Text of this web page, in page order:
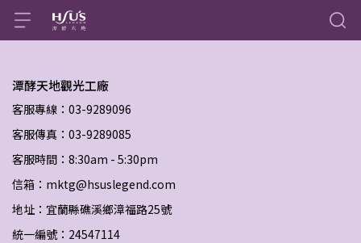
潭酵天地觀光工廠
客服專線：03-9289096
客服傳真：03-9289085
客服時間：8:30am - 5:30pm
信箱：mktg@hsuslegend.com
地址：宜蘭縣礁溪鄉漳福路25號
統一編號：24547114